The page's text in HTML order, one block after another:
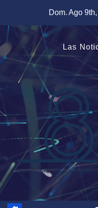
contenido
Dom. Ago
Las